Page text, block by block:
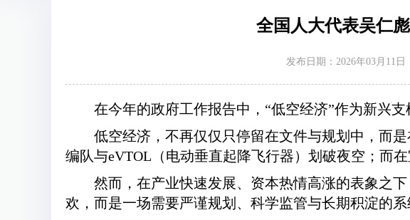
全国人大代表吴仁
发布日期：2026年03月11日
在今年的政府工作报告中，“低空经济”作为新兴
低空经济，不再仅仅只停留在文件与规划中，而
编队与eVTOL（电动垂直起降飞行器）划破夜空；而
然而，在产业快速发展、资本热情高涨的表象之
欢，而是一场需要严谨规划、科学监管与长期积淀的系